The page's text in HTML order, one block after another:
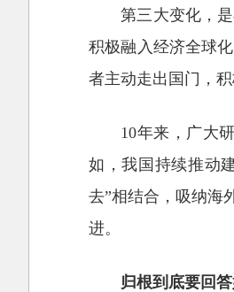
第三大变化，
积极融入经济全球
者主动走出国门，
10年来，广大
如，我国持续推动
去”相结合，吸纳海
进。
归根到底要回